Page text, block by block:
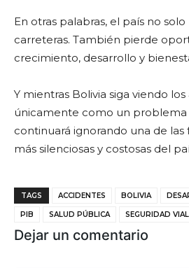
En otras palabras, el país no
carreteras. También pierde
crecimiento, desarrollo y
Y mientras Bolivia siga viendo
únicamente como un problema
continuará ignorando una de las
más silenciosas y costosas del
TAGS ACCIDENTES BOLIVIA
PIB SALUD PÚBLICA SEGURIDAD VIAL
Dejar un comentario